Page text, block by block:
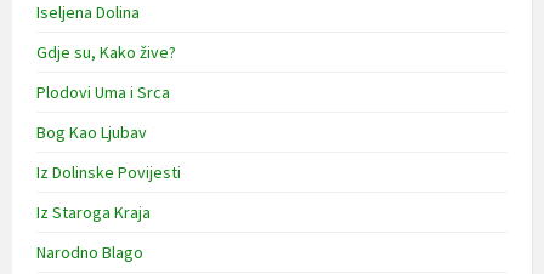
Iseljena Dolina
Gdje su, Kako žive?
Plodovi Uma i Srca
Bog Kao Ljubav
Iz Dolinske Povijesti
Iz Staroga Kraja
Narodno Blago